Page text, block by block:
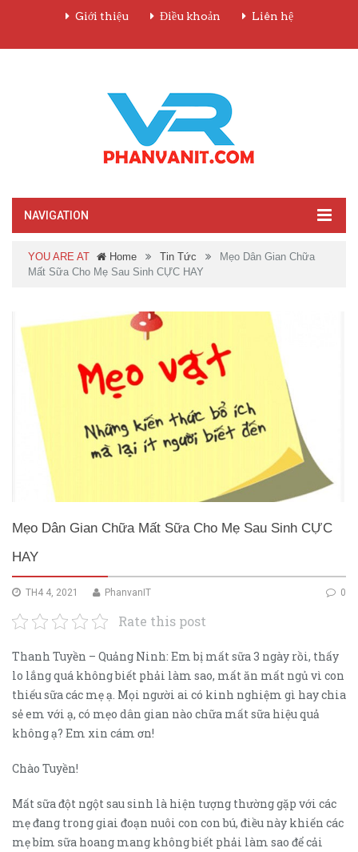
Giới thiệu Điều khoản Liên hệ
NAVIGATION
YOU ARE AT Home Tin Tức
Mẹo Dân Gian Chữa
Mất Sữa Cho Mẹ Sau Sinh CỰC HAY
Mẹo Dân Gian Chữa Mất Sữa Cho Mẹ Sau Sinh CỰC
HAY
TH4 4, 2021 0
PhanvanIT
Rate this post
Thanh Tuyền – Quảng Ninh: Em bị mất sữa 3 ngày rồi, thấy
lo lắng quá không biết phải làm sao, mất ăn mất ngủ vì con
thiếu sữa các mẹ ạ. Mọi người ai có kinh nghiệm gì hay chia
sẻ em với ạ, có mẹo dân gian nào chữa mất sữa hiệu quả
không ạ? Em xin cám ơn!
Chào Tuyền!
Mất sữa đột ngột sau sinh là hiện tượng thường gặp với các
mẹ đang trong giai đoạn nuôi con con bú, điều này khiến các
mẹ bỉm sữa hoang mang không biết phải làm sao để cải